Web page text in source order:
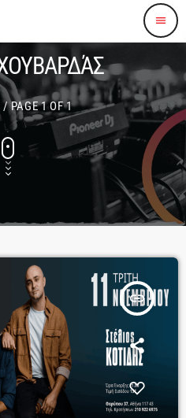
menu
/ PAGE 1 OF 1
insert_link